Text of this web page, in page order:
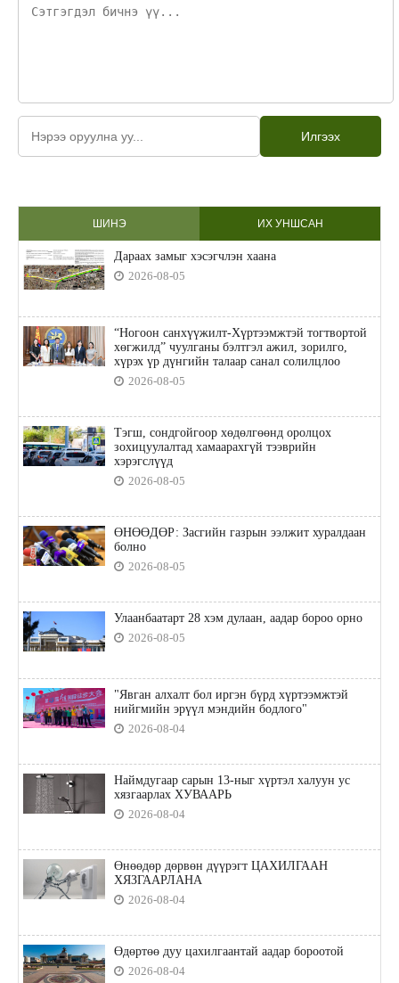
Илгээх
ШИНЭ ИХ УНШСАН
Дараах замыг хэсэгчлэн хаана
2026-08-05
“Ногоон санхүүжилт-Хүртээмжтэй тогтвортой
хөгжилд” чуулганы бэлтгэл ажил, зорилго,
хүрэх үр дүнгийн талаар санал солилцлоо
2026-08-05
Тэгш, сондгойгоор хөдөлгөөнд оролцох
зохицуулалтад хамаарахгүй тээврийн
хэрэгслүүд
2026-08-05
ӨНӨӨДӨР: Засгийн газрын ээлжит хуралдаан
болно
2026-08-05
Улаанбаатарт 28 хэм дулаан, аадар бороо орно
2026-08-05
"Явган алхалт бол иргэн бүрд хүртээмжтэй
нийгмийн эрүүл мэндийн бодлого"
2026-08-04
Наймдугаар сарын 13-ныг хүртэл халуун ус
хязгаарлах ХУВААРЬ
2026-08-04
Өнөөдөр дөрвөн дүүрэгт ЦАХИЛГААН
ХЯЗГААРЛАНА
2026-08-04
Өдөртөө дуу цахилгаантай аадар бороотой
2026-08-04